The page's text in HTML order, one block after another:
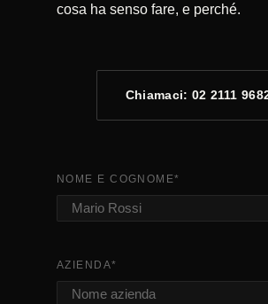
cosa ha senso fare, e perché.
Chiamaci: 02 2111
NOME E COGNOME*
AZIENDA*